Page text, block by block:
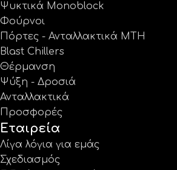
Ψυκτικά Monoblock
Φούρνοι
Πόρτες - Ανταλλακτικά MTH
Blast Chillers
Θέρμανση
Ψύξη - Δροσιά
Ανταλλακτικά
Προσφορές
Εταιρεία
Λίγα λόγια για εμάς
Σχεδιασμός